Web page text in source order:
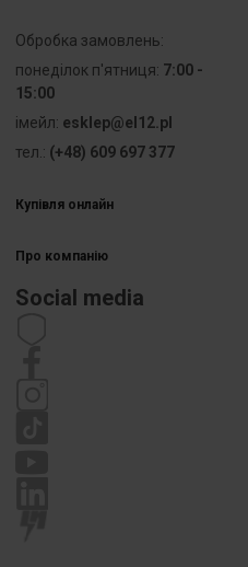
Обробка замовлень:
понеділок п'ятниця: 7:00 -
15:00
iмейл: esklep@el12.pl
тел.: (+48) 609 697 377
Купівля онлайн
Способи доставки
Оплати
Про компанію
Кар’єра
Social media